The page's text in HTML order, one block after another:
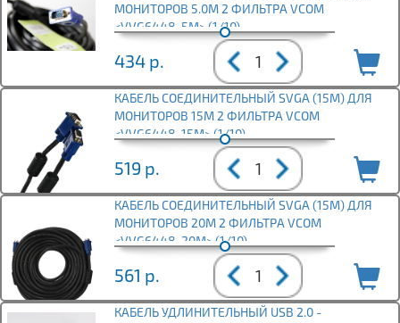
МОНИТОРОВ 5.0М 2 ФИЛЬТРА VCOM
<VVG6448-5M> (1/10)
434 р.
КАБЕЛЬ СОЕДИНИТЕЛЬНЫЙ SVGA (15M) ДЛЯ
МОНИТОРОВ 15М 2 ФИЛЬТРА VCOM
<VVG6448-15M> (1/10)
519 р.
КАБЕЛЬ СОЕДИНИТЕЛЬНЫЙ SVGA (15M) ДЛЯ
МОНИТОРОВ 20М 2 ФИЛЬТРА VCOM
<VVG6448-20M> (1/10)
561 р.
КАБЕЛЬ УДЛИНИТЕЛЬНЫЙ USB 2.0 -